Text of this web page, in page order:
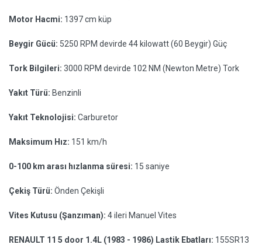
Motor Hacmi: 1397 cm küp
Beygir Gücü: 5250 RPM devirde 44 kilowatt (60 Beygir) Güç
Tork Bilgileri: 3000 RPM devirde 102 NM (Newton Metre) Tork
Yakıt Türü: Benzinli
Yakıt Teknolojisi: Carburetor
Maksimum Hız: 151 km/h
0-100 km arası hızlanma süresi: 15 saniye
Çekiş Türü: Önden Çekişli
Vites Kutusu (Şanzıman): 4 ileri Manuel Vites
RENAULT 11 5 door 1.4L (1983 - 1986) Lastik Ebatları: 155SR13